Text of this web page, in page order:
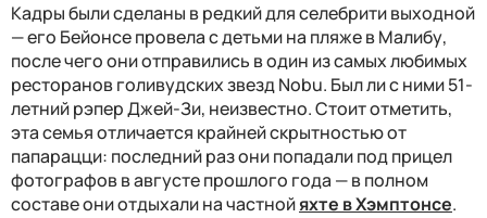
Кадры были сделаны в редкий для селебрити выходной
— его Бейонсе провела с детьми на пляже в Малибу,
после чего они отправились в один из самых любимых
ресторанов голивудских звезд Nobu. Был ли с ними 51-
летний рэпер Джей-Зи, неизвестно. Стоит отметить,
эта семья отличается крайней скрытностью от
папарацци: последний раз они попадали под прицел
фотографов в августе прошлого года — в полном
составе они отдыхали на частнойяхте в Хэмптонсе.